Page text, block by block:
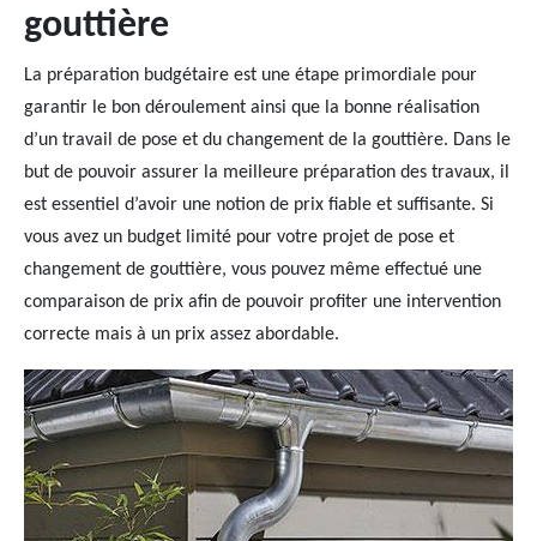
gouttière
La préparation budgétaire est une étape primordiale pour
garantir le bon déroulement ainsi que la bonne réalisation
d’un travail de pose et du changement de la gouttière. Dans le
but de pouvoir assurer la meilleure préparation des travaux, il
est essentiel d’avoir une notion de prix fiable et suffisante. Si
vous avez un budget limité pour votre projet de pose et
changement de gouttière, vous pouvez même effectué une
comparaison de prix afin de pouvoir profiter une intervention
correcte mais à un prix assez abordable.